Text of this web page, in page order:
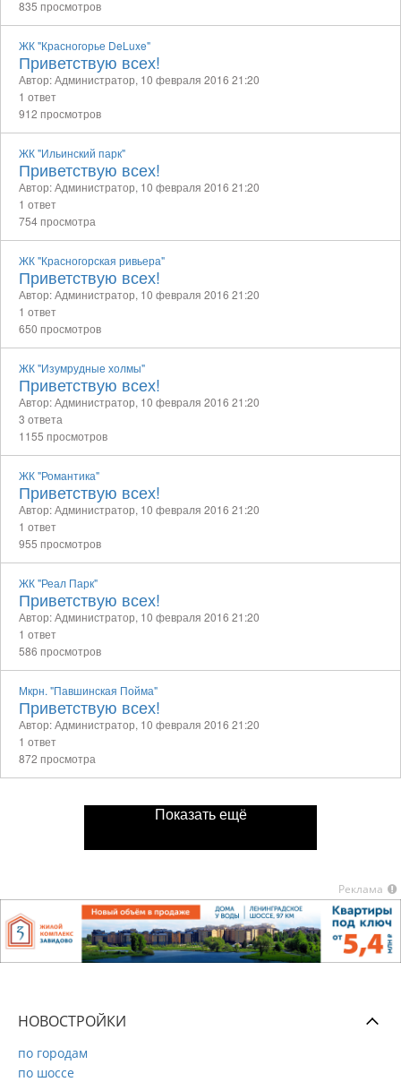
835 просмотров
ЖК "Красногорье DeLuxe"
Приветствую всех!
Автор: Администратор, 10 февраля 2016 21:20
1 ответ
912 просмотров
ЖК "Ильинский парк"
Приветствую всех!
Автор: Администратор, 10 февраля 2016 21:20
1 ответ
754 просмотра
ЖК "Красногорская ривьера"
Приветствую всех!
Автор: Администратор, 10 февраля 2016 21:20
1 ответ
650 просмотров
ЖК "Изумрудные холмы"
Приветствую всех!
Автор: Администратор, 10 февраля 2016 21:20
3 ответа
1155 просмотров
ЖК "Романтика"
Приветствую всех!
Автор: Администратор, 10 февраля 2016 21:20
1 ответ
955 просмотров
ЖК "Реал Парк"
Приветствую всех!
Автор: Администратор, 10 февраля 2016 21:20
1 ответ
586 просмотров
Мкрн. "Павшинская Пойма"
Приветствую всех!
Автор: Администратор, 10 февраля 2016 21:20
1 ответ
872 просмотра
Показать ещё
Реклама
НОВОСТРОЙКИ
по городам
по шоссе